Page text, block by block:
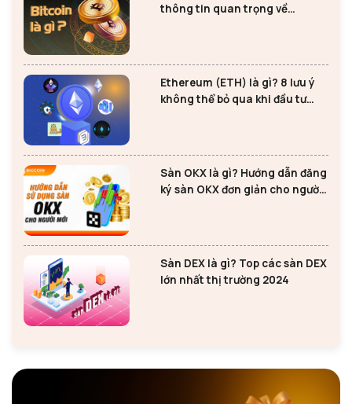
thông tin quan trọng về
Ethereum (ETH) là gì? 8 lưu ý
không thể bỏ qua khi đầu tư
Sàn OKX là gì? Hướng dẫn đăng
ký sàn OKX đơn giản cho người
Sàn DEX là gì? Top các sàn DEX
lớn nhất thị trường 2024